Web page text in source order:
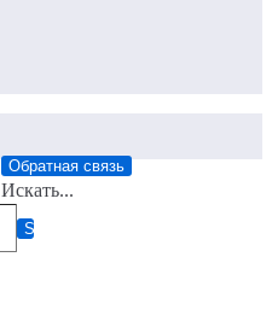
Обратная связь
Искать...